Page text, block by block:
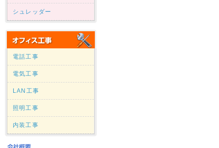
シュレッダー
電話工事
電気工事
LAN工事
照明工事
内装工事